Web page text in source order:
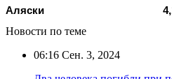
Аляски
Новости по теме
06:16 Сен. 3, 2024